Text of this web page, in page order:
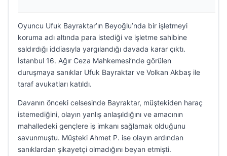
Oyuncu Ufuk Bayraktar’ın Beyoğlu’nda bir işletmeyi
koruma adı altında para istediği ve işletme sahibine
saldırdığı iddiasıyla yargılandığı davada karar çıktı.
İstanbul 16. Ağır Ceza Mahkemesi’nde görülen
duruşmaya sanıklar Ufuk Bayraktar ve Volkan Akbaş ile
taraf avukatları katıldı.
Davanın önceki celsesinde Bayraktar, müştekiden haraç
istemediğini, olayın yanlış anlaşıldığını ve amacının
mahalledeki gençlere iş imkanı sağlamak olduğunu
savunmuştu. Müşteki Ahmet P. ise olayın ardından
sanıklardan şikayetçi olmadığını beyan etmişti.